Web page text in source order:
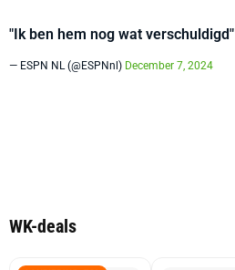
"Ik ben hem nog wat verschuldigd"
— ESPN NL (@ESPNnl) December 7, 2024
WK-deals